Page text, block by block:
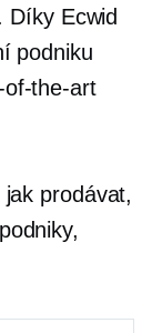
Díky Ecwid
podniku
of-the-art
prodávat,